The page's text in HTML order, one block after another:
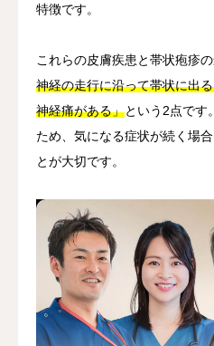
特徴です。
これらの皮膚疾患と帯状疱疹
神経の走行に沿って帯状に出
神経痛がある」という2点です
ため、気になる症状が続く場
とが大切です。